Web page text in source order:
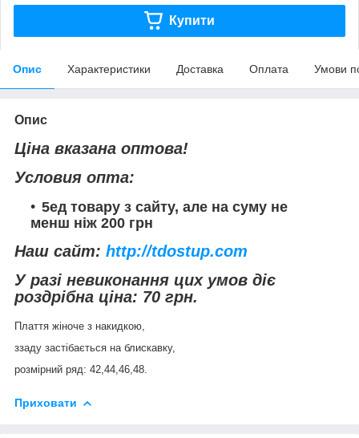
Купити
Опис Характеристики Доставка Оплата Умови
Опис
Ціна вказана оптова!
Условия опта:
5ед товару з сайту, але на суму не
менш ніж 200 грн
Наш сайт: http://tdostup.com
У разі невиконання цих умов діє
роздрібна ціна: 70 грн.
Плаття жіноче з накидкою,
ззаду застібається на блискавку,
розмірний ряд: 42,44,46,48.
Приховати